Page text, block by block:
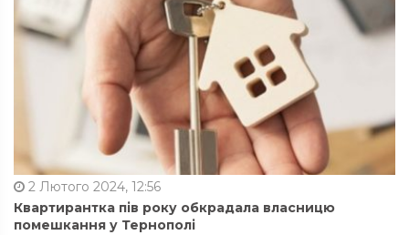
2 Лютого 2024, 12:56
Квартирантка пів року обкрадала власницю
помешкання у Тернополі